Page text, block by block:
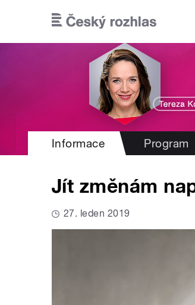
Informace Program
Jít změnám
27. leden 2019